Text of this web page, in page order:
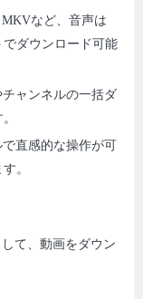
など、音声は
ダウンロード可能
ャンネルの一括ダ
直感的な操作が可
。
て、動画をダウン